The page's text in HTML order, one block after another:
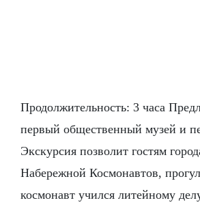
Продолжительность: 3 часа
первый общественный музей и
Экскурсия позволит гостям
Набережной Космонавтов,
космонавт учился литейному